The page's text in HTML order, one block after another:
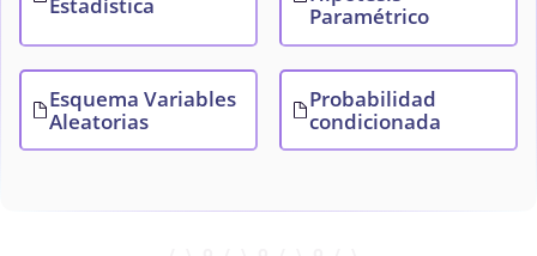
Paramétrico
Esquema Variables
Aleatorias
Probabilidad
condicionada